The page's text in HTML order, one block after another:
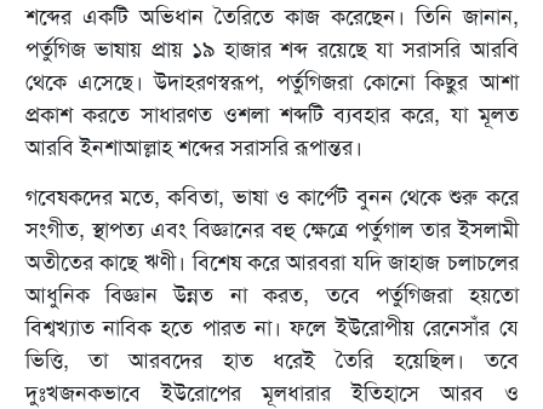
শব্দের একটি অভিধান তৈরিতে কাজ করেছেন। তিনি জানান,
পর্তুগিজ ভাষায় প্রায় ১৯ হাজার শব্দ রয়েছে যা সরাসরি আরবি
থেকে এসেছে। উদাহরণস্বরূপ, পর্তুগিজরা কোনো কিছুর আশা
প্রকাশ করতে সাধারণত ওশলা শব্দটি ব্যবহার করে, যা মূলত
আরবি ইনশাআল্লাহ শব্দের সরাসরি রূপান্তর।
গবেষকদের মতে, কবিতা, ভাষা ও কার্পেট বুনন থেকে শুরু করে
সংগীত, স্থাপত্য এবং বিজ্ঞানের বহু ক্ষেত্রে পর্তুগাল তার ইসলামী
অতীতের কাছে ঋণী। বিশেষ করে আরবরা যদি জাহাজ চলাচলের
আধুনিক বিজ্ঞান উন্নত না করত, তবে পর্তুগিজরা হয়তো
বিশ্বখ্যাত নাবিক হতে পারত না। ফলে ইউরোপীয় রেনেসাঁর যে
ভিত্তি, তা আরবদের হাত ধরেই তৈরি হয়েছিল। তবে
দুঃখজনকভাবে ইউরোপের মূলধারার ইতিহাসে আরব ও